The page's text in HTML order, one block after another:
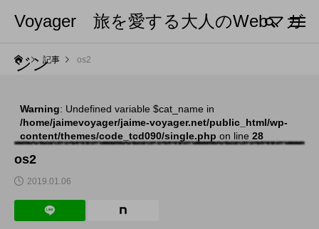
Voyager 旅を愛する大人のWebマガ
ジン記事 os2
Warning: Undefined variable $cat_name in
/home/jaimevoyager/jaime-voyager.net/public_html/wp-
content/themes/code_tcd090/single.php on line 28
os2
2019.01.06